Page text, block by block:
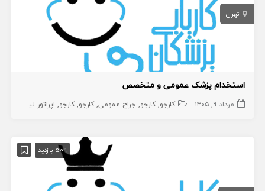
تهران
استخدام پزشک عمومی و متخصص
مرداد ۹, ۱۴۰۵ کارجو کارجو جراح عمومی کارجو کارجو اپراتور لیزر
509 بازدید